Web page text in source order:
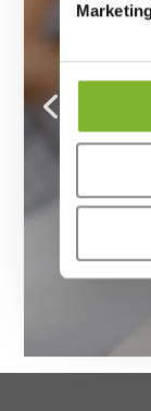
De
op
het